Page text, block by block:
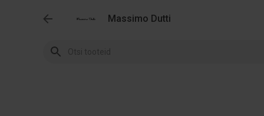
Massimo Dutti